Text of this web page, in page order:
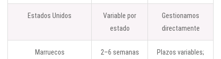
Estados Unidos
Variable por
estado
Gestionamos
directamente
Marruecos 2–6 semanas
Plazos variables;